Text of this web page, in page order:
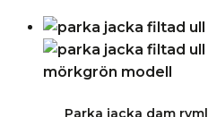
Parka jacka dam